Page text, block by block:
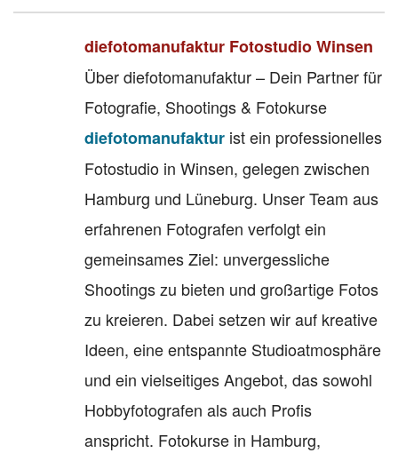
diefotomanufaktur Fotostudio Winsen
Über diefotomanufaktur – Dein Partner für
Fotografie, Shootings & Fotokurse
diefotomanufaktur ist ein professionelles
Fotostudio in Winsen, gelegen zwischen
Hamburg und Lüneburg. Unser Team aus
erfahrenen Fotografen verfolgt ein
gemeinsames Ziel: unvergessliche
Shootings zu bieten und großartige Fotos
zu kreieren. Dabei setzen wir auf kreative
Ideen, eine entspannte Studioatmosphäre
und ein vielseitiges Angebot, das sowohl
Hobbyfotografen als auch Profis
anspricht. Fotokurse in Hamburg,